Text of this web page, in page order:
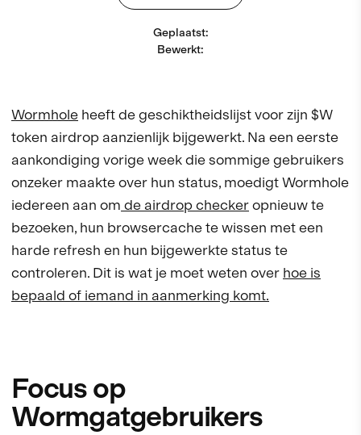
Geplaatst:
Bewerkt:
Wormhole heeft de geschiktheidslijst voor zijn $W
token airdrop aanzienlijk bijgewerkt. Na een eerste
aankondiging vorige week die sommige gebruikers
onzeker maakte over hun status, moedigt Wormhole
iedereen aan om de airdrop checkeropnieuw te
bezoeken, hun browsercache te wissen met een
harde refresh en hun bijgewerkte status te
controleren. Dit is wat je moet weten over hoe is
bepaald of iemand in aanmerking komt.
Focus op
Wormgatgebruikers